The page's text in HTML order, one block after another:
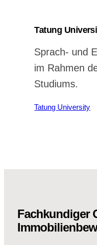
Tatung
Sprach- und
im Rahmen
Studiums.
Tatung University
Fachkundiger